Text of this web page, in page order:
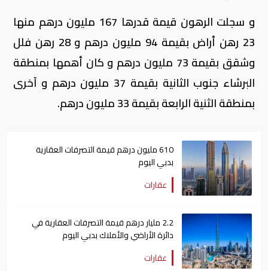
و سجلت الرهون قيمة قدرها 167 مليون درهم منها
23 رهن أراض بقيمة 94 مليون درهم و 28 رهن فلل
وشقق بقيمة 73 مليون درهم و كان أهمها بمنطقة
البرشاء جنوب الثانية بقيمة 37 مليون درهم و آخرى
بمنطقة الثنية الرابعة بقيمة 33 مليون درهم.
610 مليون درهم قيمة التصرفات العقارية
بدبي اليوم
عقارات
2.2 مليار درهم قيمة التصرفات العقارية في
دائرة الأراضي والأملاك بدبي اليوم
عقارات